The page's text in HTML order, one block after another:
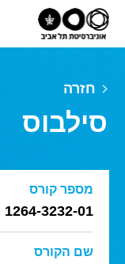
חזרה
סילבוס
מספר קורס
1264-3232-01
שם הקורס